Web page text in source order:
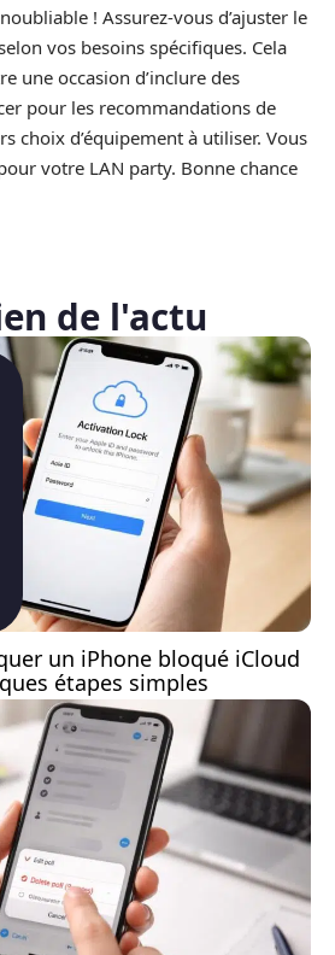
! Assurez-vous d’ajuster le
vos besoins spécifiques. Cela
une occasion d’inclure des
pour les recommandations de
choix d’équipement à utiliser. Vous
votre LAN party. Bonne chance
de l'actu
un iPhone bloqué iCloud
étapes simples